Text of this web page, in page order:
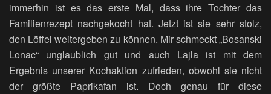
immerhin ist es das erste Mal, dass ihre Tochter das
Familienrezept nachgekocht hat. Jetzt ist sie sehr stolz,
den Löffel weitergeben zu können. Mir schmeckt „Bosanski
Lonac“ unglaublich gut und auch Lajla ist mit dem
Ergebnis unserer Kochaktion zufrieden, obwohl sie nicht
der größte Paprikafan ist. Doch genau für diese